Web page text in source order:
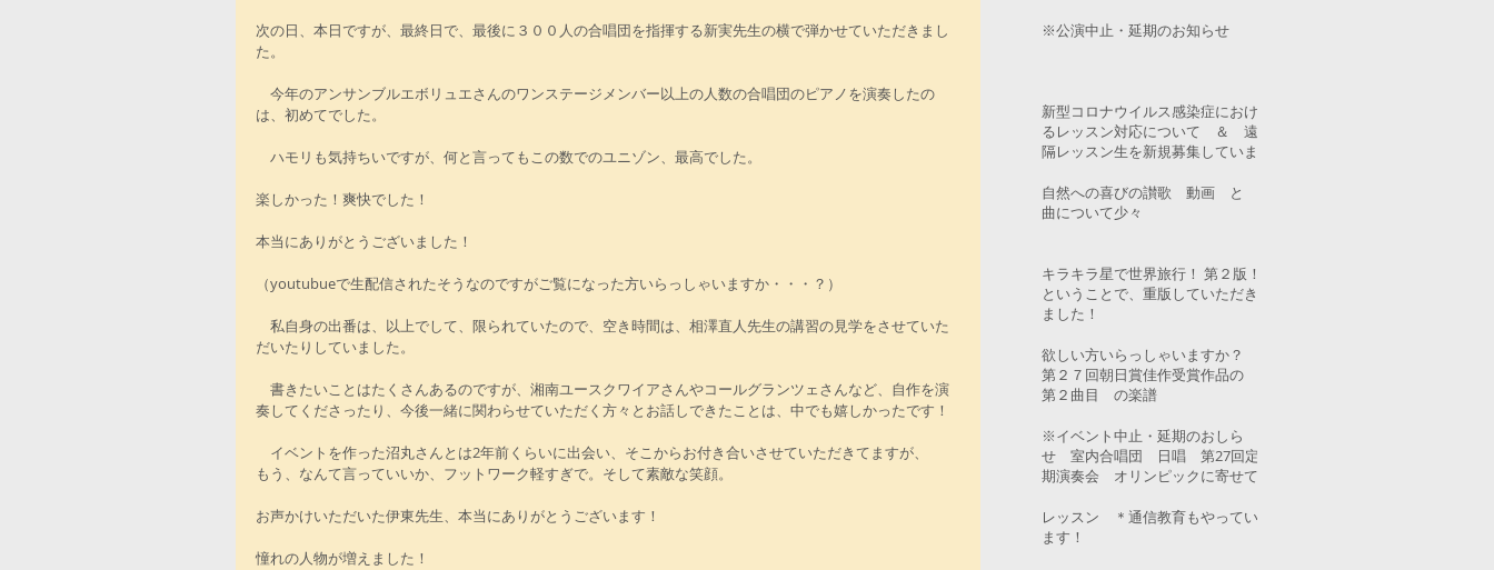
次の日、本日ですが、最終日で、最後に３００人の合唱団を指揮する新実先生の横で弾かせていただきまし
た。
今年のアンサンブルエボリュエさんのワンステージメンバー以上の人数の合唱団のピアノを演奏したの
は、初めてでした。
ハモリも気持ちいですが、何と言ってもこの数でのユニゾン、最高でした。
楽しかった！爽快でした！
本当にありがとうございました！
（youtubueで生配信されたそうなのですがご覧になった方いらっしゃいますか・・・？）
私自身の出番は、以上でして、限られていたので、空き時間は、相澤直人先生の講習の見学をさせていた
だいたりしていました。
書きたいことはたくさんあるのですが、湘南ユースクワイアさんやコールグランツェさんなど、自作を演
奏してくださったり、今後一緒に関わらせていただく方々とお話しできたことは、中でも嬉しかったです！
イベントを作った沼丸さんとは2年前くらいに出会い、そこからお付き合いさせていただきてますが、
もう、なんて言っていいか、フットワーク軽すぎで。そして素敵な笑顔。
お声かけいただいた伊東先生、本当にありがとうございます！
憧れの人物が増えました！
※公演中止・延期のお知らせ
新型コロナウイルス感染症におけ
るレッスン対応について ＆ 遠
隔レッスン生を新規募集していま
自然への喜びの讃歌 動画 と
曲について少々
キラキラ星で世界旅行！ 第２版！
ということで、重版していただき
ました！
欲しい方いらっしゃいますか？
第２７回朝日賞佳作受賞作品の
第２曲目 の楽譜
※イベント中止・延期のおしら
せ 室内合唱団 日唱 第27回定
期演奏会 オリンピックに寄せて
レッスン ＊通信教育もやってい
ます！